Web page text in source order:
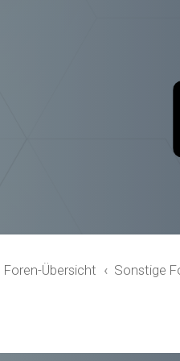
Foren-Übersicht Sonstige